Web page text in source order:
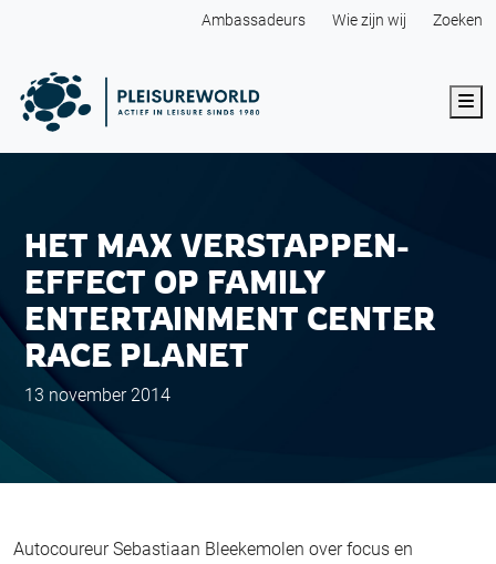
Ambassadeurs Wie zijn wij Zoeken
HET MAX VERSTAPPEN-
EFFECT OP FAMILY
ENTERTAINMENT CENTER
RACE PLANET
13 november 2014
Autocoureur Sebastiaan Bleekemolen over focus en